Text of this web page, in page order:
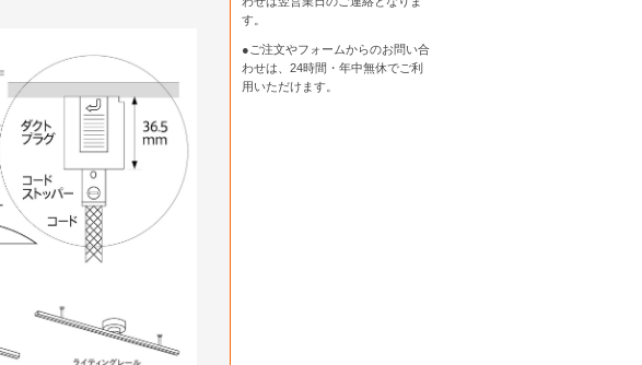
す。
●ご注文やフォームからのお問い合
わせは、 24時間・年中無休でご利
用いただけます。